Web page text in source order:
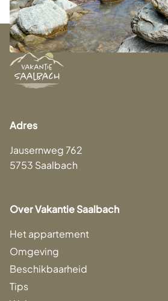
Adres
Jausernweg 762
5753 Saalbach
Over Vakantie Saalbach
Het appartement
Omgeving
Beschikbaarheid
Tips